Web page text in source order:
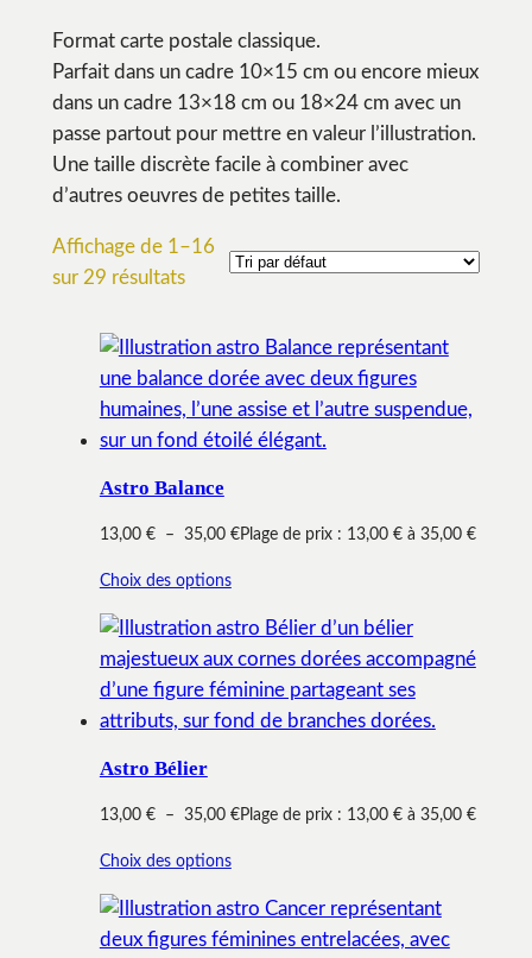
Format carte postale classique.
Parfait dans un cadre 10×15 cm ou encore mieux
dans un cadre 13×18 cm ou 18×24 cm avec un
passe partout pour mettre en valeur l’illustration.
Une taille discrète facile à combiner avec
d’autres oeuvres de petites taille.
Affichage de 1–16
sur 29 résultats
Astro Balance
13,00 € – 35,00 €Plage de prix : 13,00 € à 35,00 €
Choix des options
Astro Bélier
13,00 € – 35,00 €Plage de prix : 13,00 € à 35,00 €
Choix des options